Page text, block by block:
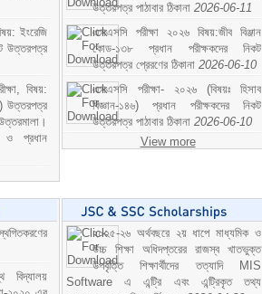
ইংরেজি
উত্তরপত্র
বিষয়:
উত্তরপত্র
ও প্রধান
উত্তরপত্র পাঠাবার ঠিকানা 2026-06-11
এসএসসি পরীক্ষা ২০২৬ বিষয়:জীব বিঞ্জান
কোড-১৩৮ প্রধান পরীক্ষকদের নিকট
উত্তরপত্র প্রেরণের ঠিকানা 2026-06-10
এসএসসি পরীক্ষা- ২০২৬ (বিষয়ঃ হিসাব
বিজ্ঞান-১৪৬) প্রধান পরীক্ষকদের নিকট
উত্তরপত্র পাঠাবার ঠিকানা 2026-06-10
View more
বিদ্যালয়
২০২৫-২৬ অর্থবছরে ২য় ধাপে মাধ্যমিক ও
উচ্চ শিক্ষা অধিদপ্তরের রাজস্ব খাতভুক্ত
উপবৃত্তি শিক্ষার্থীদের তত্যাদি MIS
Software এ এন্ট্রি এবং এন্ট্রিকৃত তথ্য